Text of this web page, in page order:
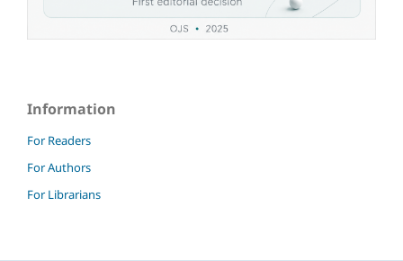
Information
For Readers
For Authors
For Librarians